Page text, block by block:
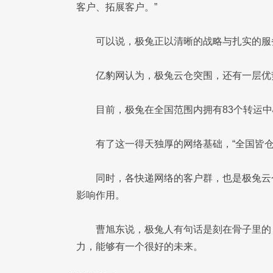
客户、拓展客户。”
可以说，极兔正以清晰的战略与扎实的
亿豹网认为，极兔云仓突围，还有一层
目前，极兔在全国范围内拥有83个转运
有了这一得天独厚的网络基础，“全国皆
同时，各快递网络的客户群，也是极兔
影响作用。
曹旭东说，极兔人有句话是刻在骨子里
力，能够有一个很好的未来。